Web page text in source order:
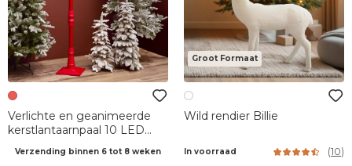
Verlichte en geanimeerde
kerstlantaarnpaal 10 LED
Rood
Verzending binnen 6 tot 8 weken
Groot Formaat
Wild rendier Billie
In voorraad (10)